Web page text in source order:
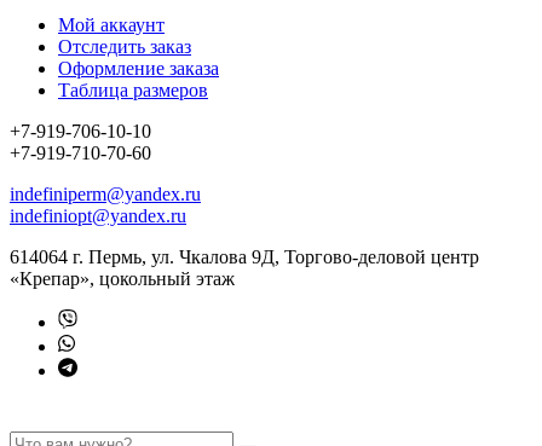
Мой аккаунт
Отследить заказ
Оформление заказа
Таблица размеров
+7-919-706-10-10
+7-919-710-70-60
indefiniperm@yandex.ru
indefiniopt@yandex.ru
614064 г. Пермь, ул. Чкалова 9Д, Торгово-деловой центр
«Крепар», цокольный этаж